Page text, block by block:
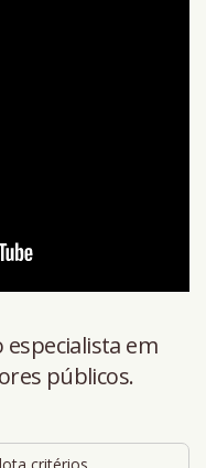
especialista em
públicos.